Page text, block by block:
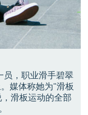
员，职业滑手碧翠
媒体称她为“滑板
滑板运动的全部